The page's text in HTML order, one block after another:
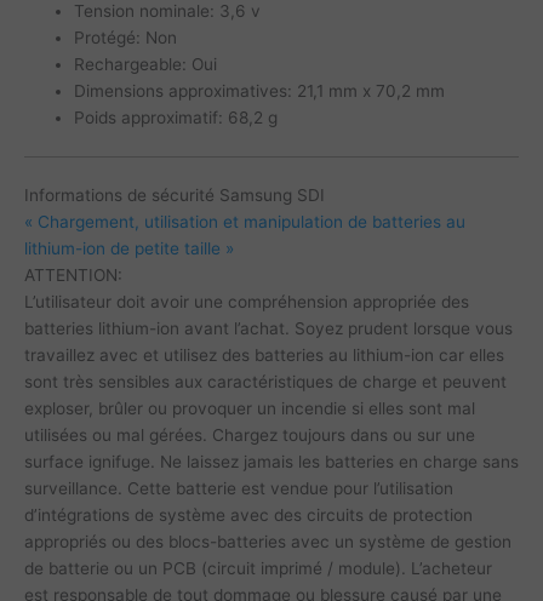
Tension nominale: 3,6 v
Protégé: Non
Rechargeable: Oui
Dimensions approximatives: 21,1 mm x 70,2 mm
Poids approximatif: 68,2 g
Informations de sécurité Samsung SDI
« Chargement, utilisation et manipulation de batteries au
lithium-ion de petite taille »
ATTENTION:
L’utilisateur doit avoir une compréhension appropriée des
batteries lithium-ion avant l’achat. Soyez prudent lorsque vous
travaillez avec et utilisez des batteries au lithium-ion car elles
sont très sensibles aux caractéristiques de charge et peuvent
exploser, brûler ou provoquer un incendie si elles sont mal
utilisées ou mal gérées. Chargez toujours dans ou sur une
surface ignifuge. Ne laissez jamais les batteries en charge sans
surveillance. Cette batterie est vendue pour l’utilisation
d’intégrations de système avec des circuits de protection
appropriés ou des blocs-batteries avec un système de gestion
de batterie ou un PCB (circuit imprimé / module). L’acheteur
est responsable de tout dommage ou blessure causé par une